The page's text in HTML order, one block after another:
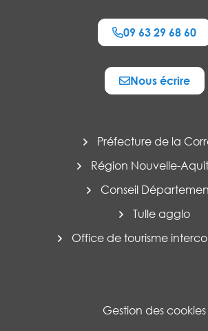
09 63 29 68 60
Nous écrire
Préfecture de la
Région Nouvelle-
Conseil
Tulle agglo
Office de tourisme
Gestion des cookies